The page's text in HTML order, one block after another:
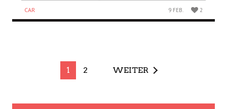
CAR 9 FEB. 2
1 2 WEITER